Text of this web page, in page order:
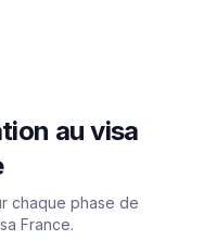
au visa
chaque phase de
France.